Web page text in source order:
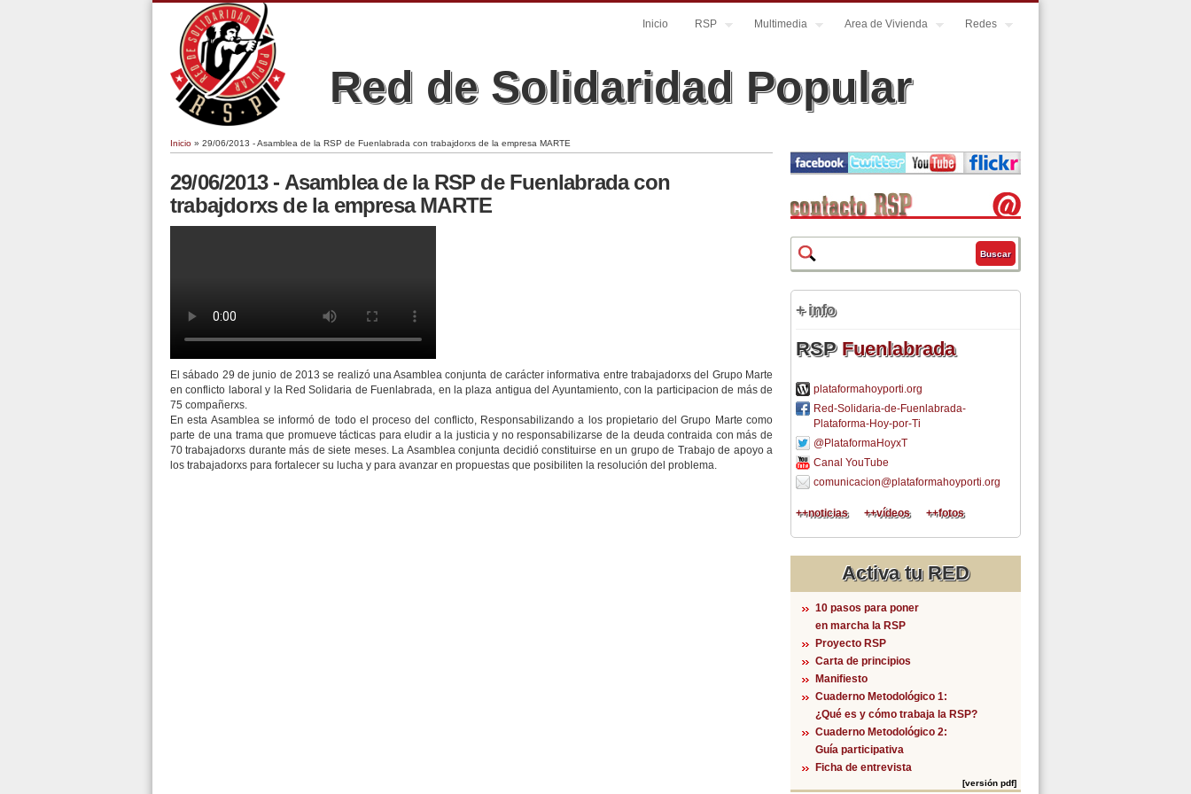
Red de Solidaridad Popular
Inicio RSP Multimedia Area de Vivienda Redes
Se encuentra usted aquí
Inicio » 29/06/2013 - Asamblea de la RSP de Fuenlabrada con trabajdorxs de la empresa MARTE
29/06/2013 - Asamblea de la RSP de Fuenlabrada con
trabajdorxs de la empresa MARTE
Asamblea de la Plataforma Hoy por Ti con los trabajdorxs de la empresa MARTE 29/06/2013
El sábado 29 de junio de 2013 se realizó una Asamblea conjunta de carácter informativa entre trabajadorxs del Grupo Marte
en conflicto laboral y la Red Solidaria de Fuenlabrada, en la plaza antigua del Ayuntamiento, con la participacion de más de
75 compañerxs.
En esta Asamblea se informó de todo el proceso del conflicto, Responsabilizando a los propietario del Grupo Marte como
parte de una trama que promueve tácticas para eludir a la justicia y no responsabilizarse de la deuda contraida con más de
70 trabajadorxs durante más de siete meses. La Asamblea conjunta decidió constituirse en un grupo de Trabajo de apoyo a
los trabajadorxs para fortalecer su lucha y para avanzar en propuestas que posibiliten la resolución del problema.
Formulario de búsqueda
Buscar
+ info
RSP Fuenlabrada
plataformahoyporti.org
Red-Solidaria-de-Fuenlabrada-
Plataforma-Hoy-por-Ti
@PlataformaHoyxT
Canal YouTube
comunicacion@plataformahoyporti.org
++noticias ++vídeos ++fotos
Activa tu RED
10 pasos para poner
en marcha la RSP
Proyecto RSP
Carta de principios
Manifiesto
Cuaderno Metodológico 1:
¿Qué es y cómo trabaja la RSP?
Cuaderno Metodológico 2:
Guía participativa
Ficha de entrevista
[versión pdf]